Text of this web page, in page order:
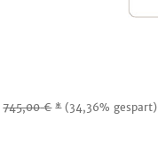
745,00€ * (34,36% gespart)